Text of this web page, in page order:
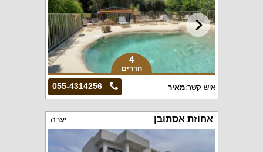
4
חדרים
055-4314256 איש קשר:מאיר
אחוזת אסתובן יערה